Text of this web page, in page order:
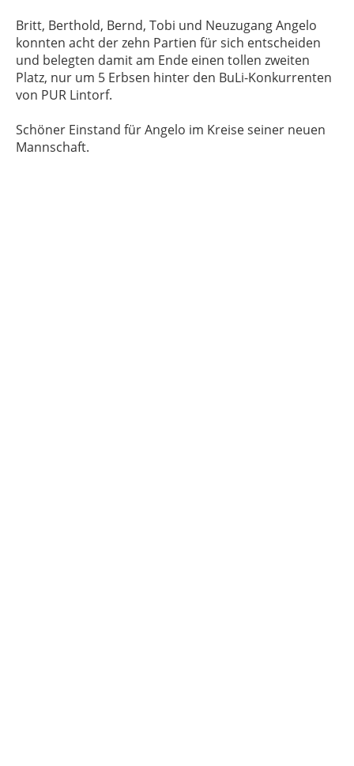
Britt, Berthold, Bernd, Tobi und Neuzugang Angelo
konnten acht der zehn Partien für sich entscheiden
und belegten damit am Ende einen tollen zweiten
Platz, nur um 5 Erbsen hinter den BuLi-Konkurrenten
von PUR Lintorf.
Schöner Einstand für Angelo im Kreise seiner neuen
Mannschaft.